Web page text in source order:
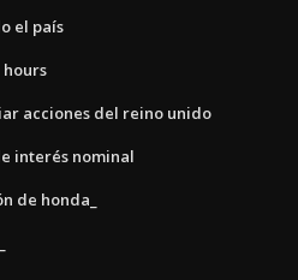
el país
acciones del reino unido
interés nominal
de honda_